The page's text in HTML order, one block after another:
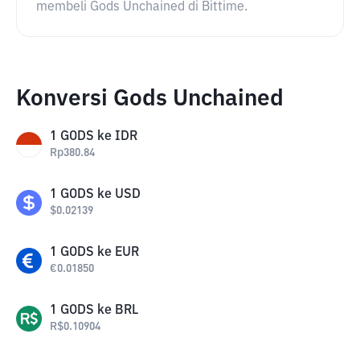
membeli Gods Unchained di Bittime.
Konversi Gods Unchained
1 GODS ke IDR
Rp380.84
1 GODS ke USD
$0.02139
1 GODS ke EUR
€0.01850
1 GODS ke BRL
R$0.10904